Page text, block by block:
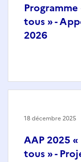
tous » -
2026
AAP 2025
tous » -
18 décembre 2025